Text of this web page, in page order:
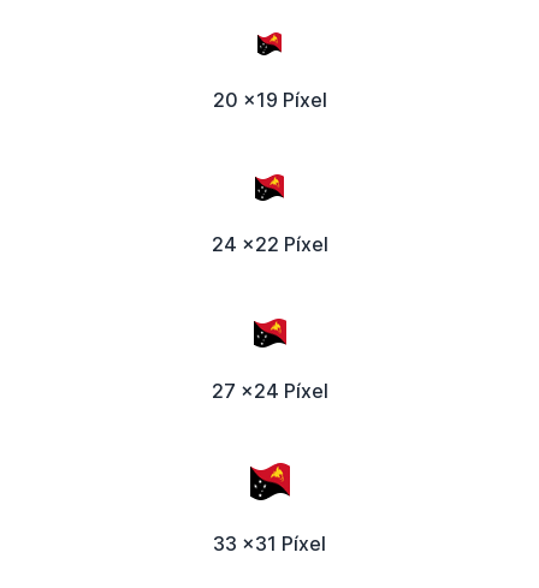
20 x19 Píxel
24 x22 Píxel
27 x24 Píxel
33 x31 Píxel